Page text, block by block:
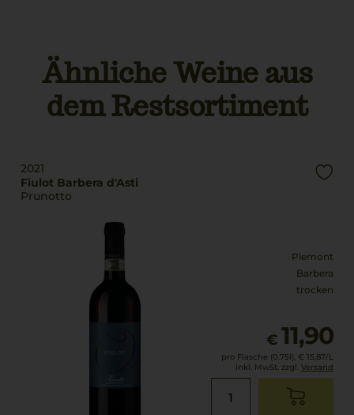
Trinktemperatur
16 °C
Alkoholgehalt
trocken
Ähnliche Weine aus
dem Restsortiment
2021
Fiulot Barbera d'Asti
Prunotto
Piemont
Barbera
trocken
€ 11,90
pro Flasche (0.75l), € 15,87/L
inkl. MwSt. zzgl. Versand